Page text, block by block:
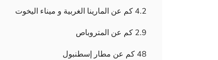
4.2 كم عن المارينا الغربية و ميناء اليخوت
2.9 كم عن المتروباص
48 كم عن مطار إسطنبول